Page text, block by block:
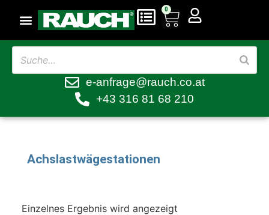
0
e-anfrage@rauch.co.at
+43 316 81 68 210
Achslastwägestationen
Einzelnes Ergebnis wird angezeigt